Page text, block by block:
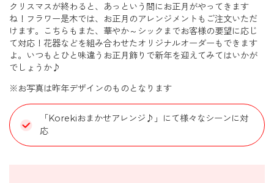
クリスマスが終わると、あっという間にお正月がやってきます
ね！フラワー是木では、お正月のアレンジメントもご注文いただ
けます。こちらもまた、華やか～シックまでお客様の要望に応じ
て対応！花器などを組み合わせたオリジナルオーダーもできます
よ。いつもとひと味違うお正月飾りで新年を迎えてみてはいかが
でしょうか♪
※お写真は昨年デザインのものとなります
「Korekiおまかせアレンジ♪」にて様々なシーンに対
応